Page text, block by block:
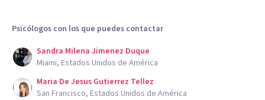
Psicólogos con los que puedes contactar
Sandra Milena Jimenez Duque
Miami, Estados Unidos de América
Maria De Jesus Gutierrez Tellez
San Francisco, Estados Unidos de América